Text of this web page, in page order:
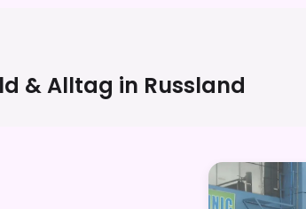
& Alltag in Russland